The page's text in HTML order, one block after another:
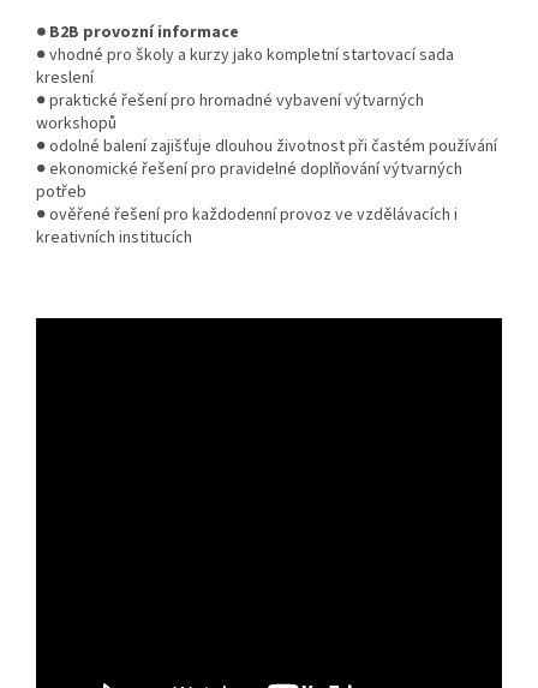
● B2B provozní informace
● vhodné pro školy a kurzy jako kompletní startovací sada
kreslení
● praktické řešení pro hromadné vybavení výtvarných
workshopů
● odolné balení zajišťuje dlouhou životnost při častém používání
● ekonomické řešení pro pravidelné doplňování výtvarných
potřeb
● ověřené řešení pro každodenní provoz ve vzdělávacích i
kreativních institucích